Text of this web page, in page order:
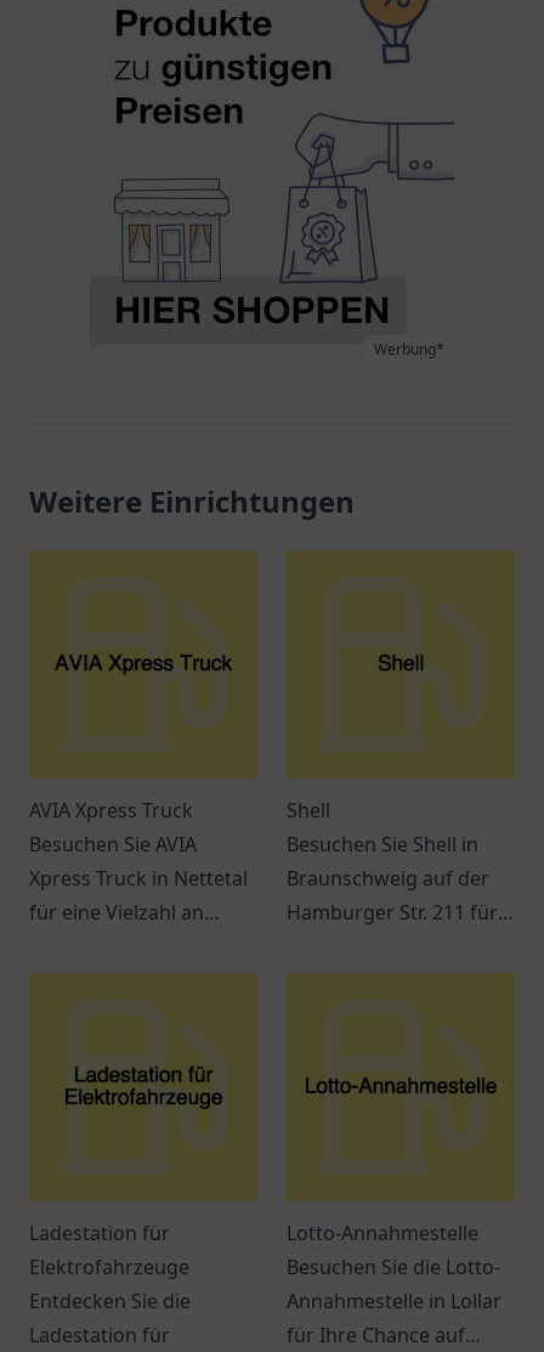
Werbung*
Weitere Einrichtungen
AVIA Xpress Truck
Besuchen Sie AVIA
Xpress Truck in Nettetal
für eine Vielzahl an
einem entspannten
Shell
Besuchen Sie Shell in
Braunschweig auf der
Hamburger Str. 211 für
verschiedene
Ladestation für
Elektrofahrzeuge
Entdecken Sie die
Ladestation für
Lotto-Annahmestelle
Besuchen Sie die Lotto-
Annahmestelle in Lollar
für Ihre Chance auf